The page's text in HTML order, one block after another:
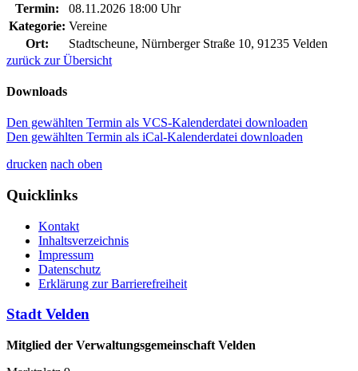
Termin:
08.11.2026 18:00 Uhr
Kategorie: Vereine
Ort:
Stadtscheune, Nürnberger Straße 10, 91235 Velden
zurück zur Übersicht
Downloads
Den gewählten Termin als VCS-Kalenderdatei downloaden
Den gewählten Termin als iCal-Kalenderdatei downloaden
drucken nach oben
Quicklinks
Kontakt
Inhaltsverzeichnis
Impressum
Datenschutz
Erklärung zur Barrierefreiheit
Stadt Velden
Mitglied der Verwaltungsgemeinschaft Velden